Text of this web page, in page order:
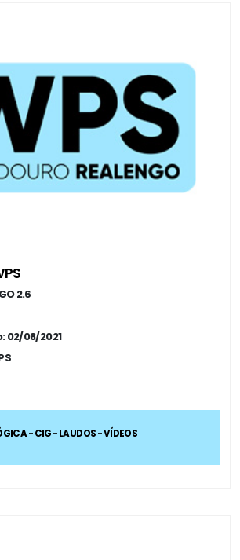
2.6
02/08/2021
- CIG - LAUDOS - VÍDEOS